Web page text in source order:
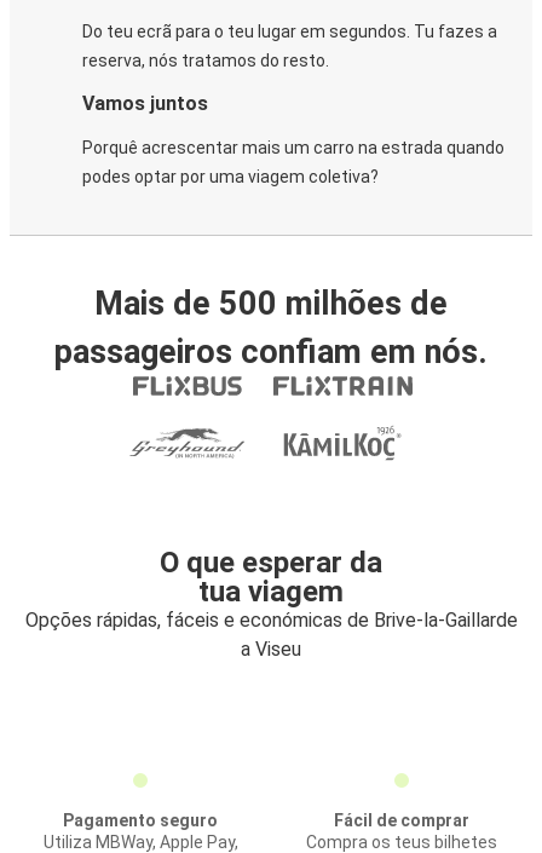
Do teu ecrã para o teu lugar em segundos. Tu fazes a
reserva, nós tratamos do resto.
Vamos juntos
Porquê acrescentar mais um carro na estrada quando
podes optar por uma viagem coletiva?
Mais de 500 milhões de
passageiros confiam em nós.
O que esperar da
tua viagem
Opções rápidas, fáceis e económicas de Brive-la-Gaillarde
a Viseu
Pagamento seguro
Utiliza MBWay, Apple Pay,
Fácil de comprar
Compra os teus bilhetes